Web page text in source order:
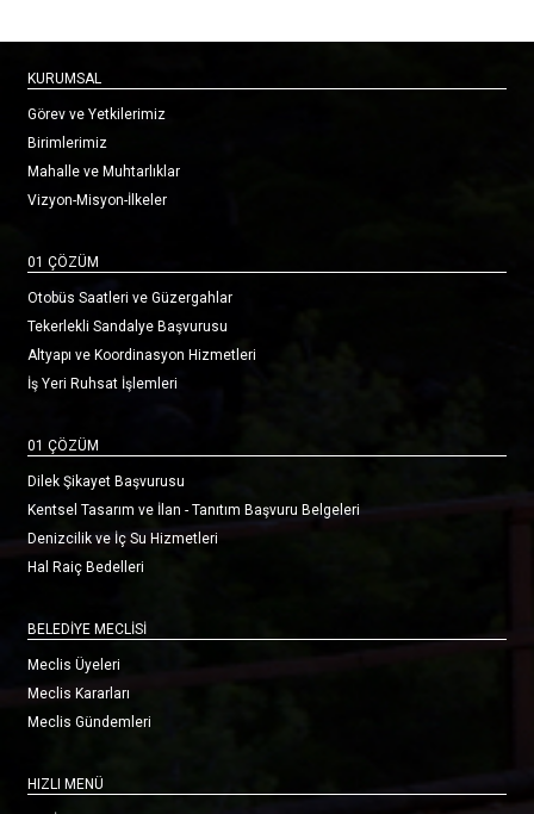
KURUMSAL
Görev ve Yetkilerimiz
Birimlerimiz
Mahalle ve Muhtarlıklar
Vizyon-Misyon-İlkeler
01 ÇÖZÜM
Otobüs Saatleri ve Güzergahlar
Tekerlekli Sandalye Başvurusu
Altyapı ve Koordinasyon Hizmetleri
İş Yeri Ruhsat İşlemleri
01 ÇÖZÜM
Dilek Şikayet Başvurusu
Kentsel Tasarım ve İlan - Tanıtım Başvuru Belgeleri
Denizcilik ve İç Su Hizmetleri
Hal Raiç Bedelleri
BELEDİYE MECLİSİ
Meclis Üyeleri
Meclis Kararları
Meclis Gündemleri
HIZLI MENÜ